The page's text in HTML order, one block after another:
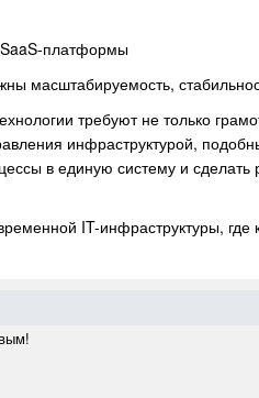
платформы
масштабируемость,
требуют не только
инфраструктурой,
в единую систему и
IT-инфраструктуры,